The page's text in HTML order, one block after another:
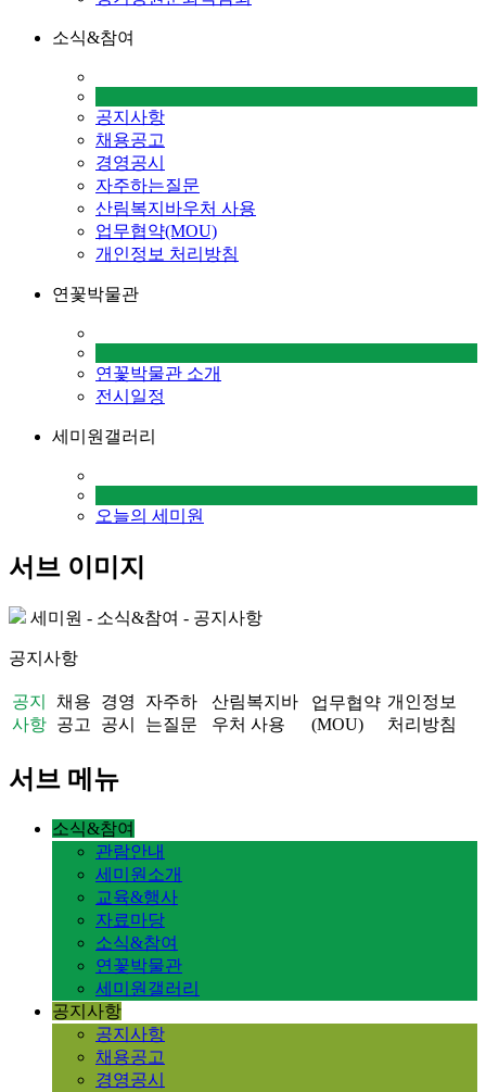
소식&참여
공지사항
채용공고
경영공시
자주하는질문
산림복지바우처 사용
업무협약(MOU)
개인정보 처리방침
연꽃박물관
연꽃박물관 소개
전시일정
세미원갤러리
오늘의 세미원
서브 이미지
세미원 - 소식&참여 - 공지사항
공지사항
공지
사항
채용
공고
경영
공시
자주하
는질문
산림복지바
우처 사용
업무협약
(MOU)
개인정보
처리방침
서브 메뉴
소식&참여
관람안내
세미원소개
교육&행사
자료마당
소식&참여
연꽃박물관
세미원갤러리
공지사항
공지사항
채용공고
경영공시